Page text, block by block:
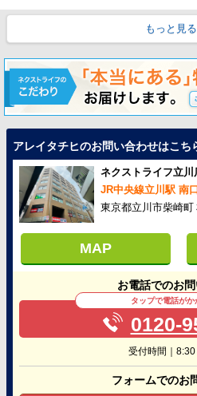
もっと見る
アレイタチヒのお問い合わせはこち
ネクストライフ立川
JR中央線立川駅 南
東京都立川市柴崎
MAP
お電話でのお
タップで電話がか
0120-
受付時間｜
フォームでのお